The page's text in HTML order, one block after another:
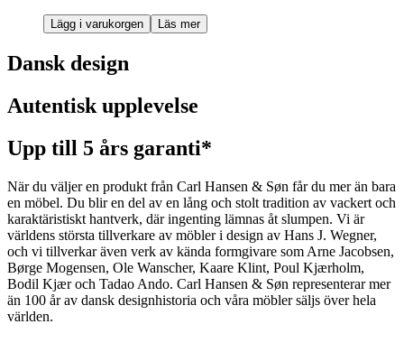
Lägg i varukorgen Läs mer
Dansk design
Autentisk upplevelse
Upp till 5 års garanti*
När du väljer en produkt från Carl Hansen & Søn får du mer än bara
en möbel. Du blir en del av en lång och stolt tradition av vackert och
karaktäristiskt hantverk, där ingenting lämnas åt slumpen. Vi är
världens största tillverkare av möbler i design av Hans J. Wegner,
och vi tillverkar även verk av kända formgivare som Arne Jacobsen,
Børge Mogensen, Ole Wanscher, Kaare Klint, Poul Kjærholm,
Bodil Kjær och Tadao Ando. Carl Hansen & Søn representerar mer
än 100 år av dansk designhistoria och våra möbler säljs över hela
världen.